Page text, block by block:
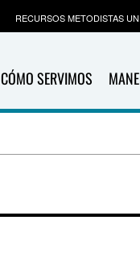
CÓMO SERVIMOS
RECURSOS METODISTAS